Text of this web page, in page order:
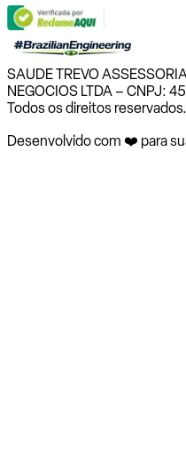
SAUDE TREVO
NEGOCIOS LTDA – CNPJ:
Todos os direitos reservados.
Desenvolvido com ❤️ para